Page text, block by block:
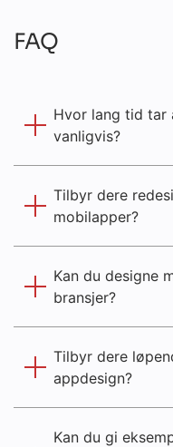
FAQ
Hvor lang tid tar
vanligvis?
Tilbyr dere
mobilapper?
Kan du designe
bransjer?
Tilbyr dere
appdesign?
Kan du gi